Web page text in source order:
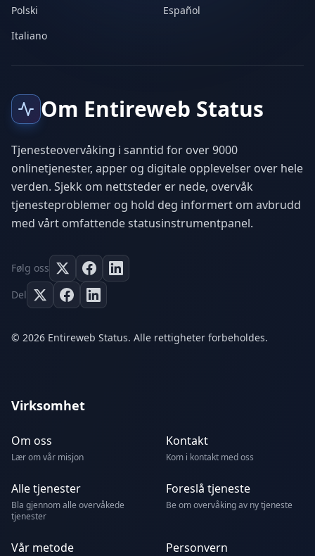
Polski
Español
Italiano
Om Entireweb Status
Tjenesteovervåking i sanntid for over 9000
onlinetjenester, apper og digitale opplevelser over hele
verden. Sjekk om nettsteder er nede, overvåk
tjenesteproblemer og hold deg informert om avbrudd
med vårt omfattende statusinstrumentpanel.
Følg oss
Del
© 2026 Entireweb Status. Alle rettigheter forbeholdes.
Virksomhet
Om oss
Lær om vår misjon
Kontakt
Kom i kontakt med oss
Alle tjenester
Bla gjennom alle overvåkede
tjenester
Foreslå tjeneste
Be om overvåking av ny tjeneste
Vår metode Personvern